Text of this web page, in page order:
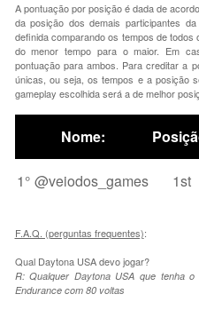
A pontuação por posição é dada de
da posição dos demais participantes
definida comparando os tempos de
do menor tempo para o maior. Em
pontuação para ambos. Para creditar a
únicas, ou seja, os tempos e a posição
gameplay escolhida será a de melhor
F.A.Q. (perguntas frequentes):
Qual Daytona USA devo jogar?
R: Qualquer Daytona USA que tenha
Endurance com 80 voltas